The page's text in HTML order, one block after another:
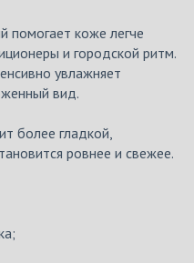
помогает коже легче
и городской ритм.
увлажняет
вид.
более гладкой,
ровнее и свежее.